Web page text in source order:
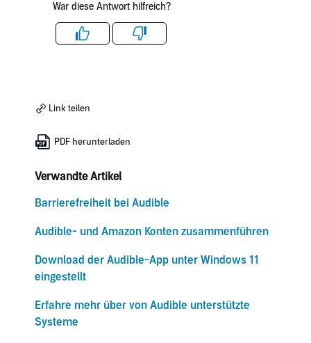
War diese Antwort hilfreich?
Like Dislike
Link teilen
PDF herunterladen
Verwandte Artikel
Barrierefreiheit bei Audible
Audible- und Amazon Konten zusammenführen
Download der Audible-App unter Windows 11
eingestellt
Erfahre mehr über von Audible unterstützte
Systeme